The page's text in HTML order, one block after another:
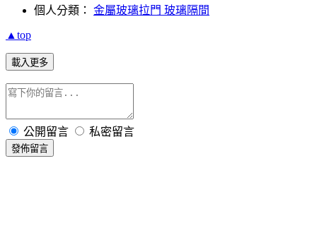
個人分類： 金屬玻璃拉門 玻璃隔間
▲top
載入更多
公開留言 私密留言
發佈留言